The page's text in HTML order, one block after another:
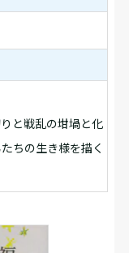
と戦乱の坩堝と化
ちの生き様を描く